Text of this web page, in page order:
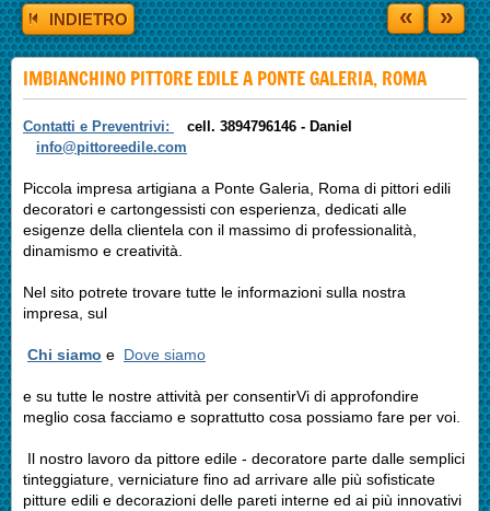
INDIETRO « »
IMBIANCHINO PITTORE EDILE A PONTE GALERIA, ROMA
Contatti e Preventrivi: cell. 3894796146 - Daniel
info@pittoreedile.com
Piccola impresa artigiana a Ponte Galeria, Roma di pittori edili
decoratori e cartongessisti con esperienza, dedicati alle
esigenze della clientela con il massimo di professionalità,
dinamismo e creatività.
Nel sito potrete trovare tutte le informazioni sulla nostra
impresa, sul
Chi siamo e Dove siamo
e su tutte le nostre attività per consentirVi di approfondire
meglio cosa facciamo e soprattutto cosa possiamo fare per voi.
Il nostro lavoro da pittore edile - decoratore parte dalle semplici
tinteggiature, verniciature fino ad arrivare alle più sofisticate
pitture edili e decorazioni delle pareti interne ed ai più innovativi